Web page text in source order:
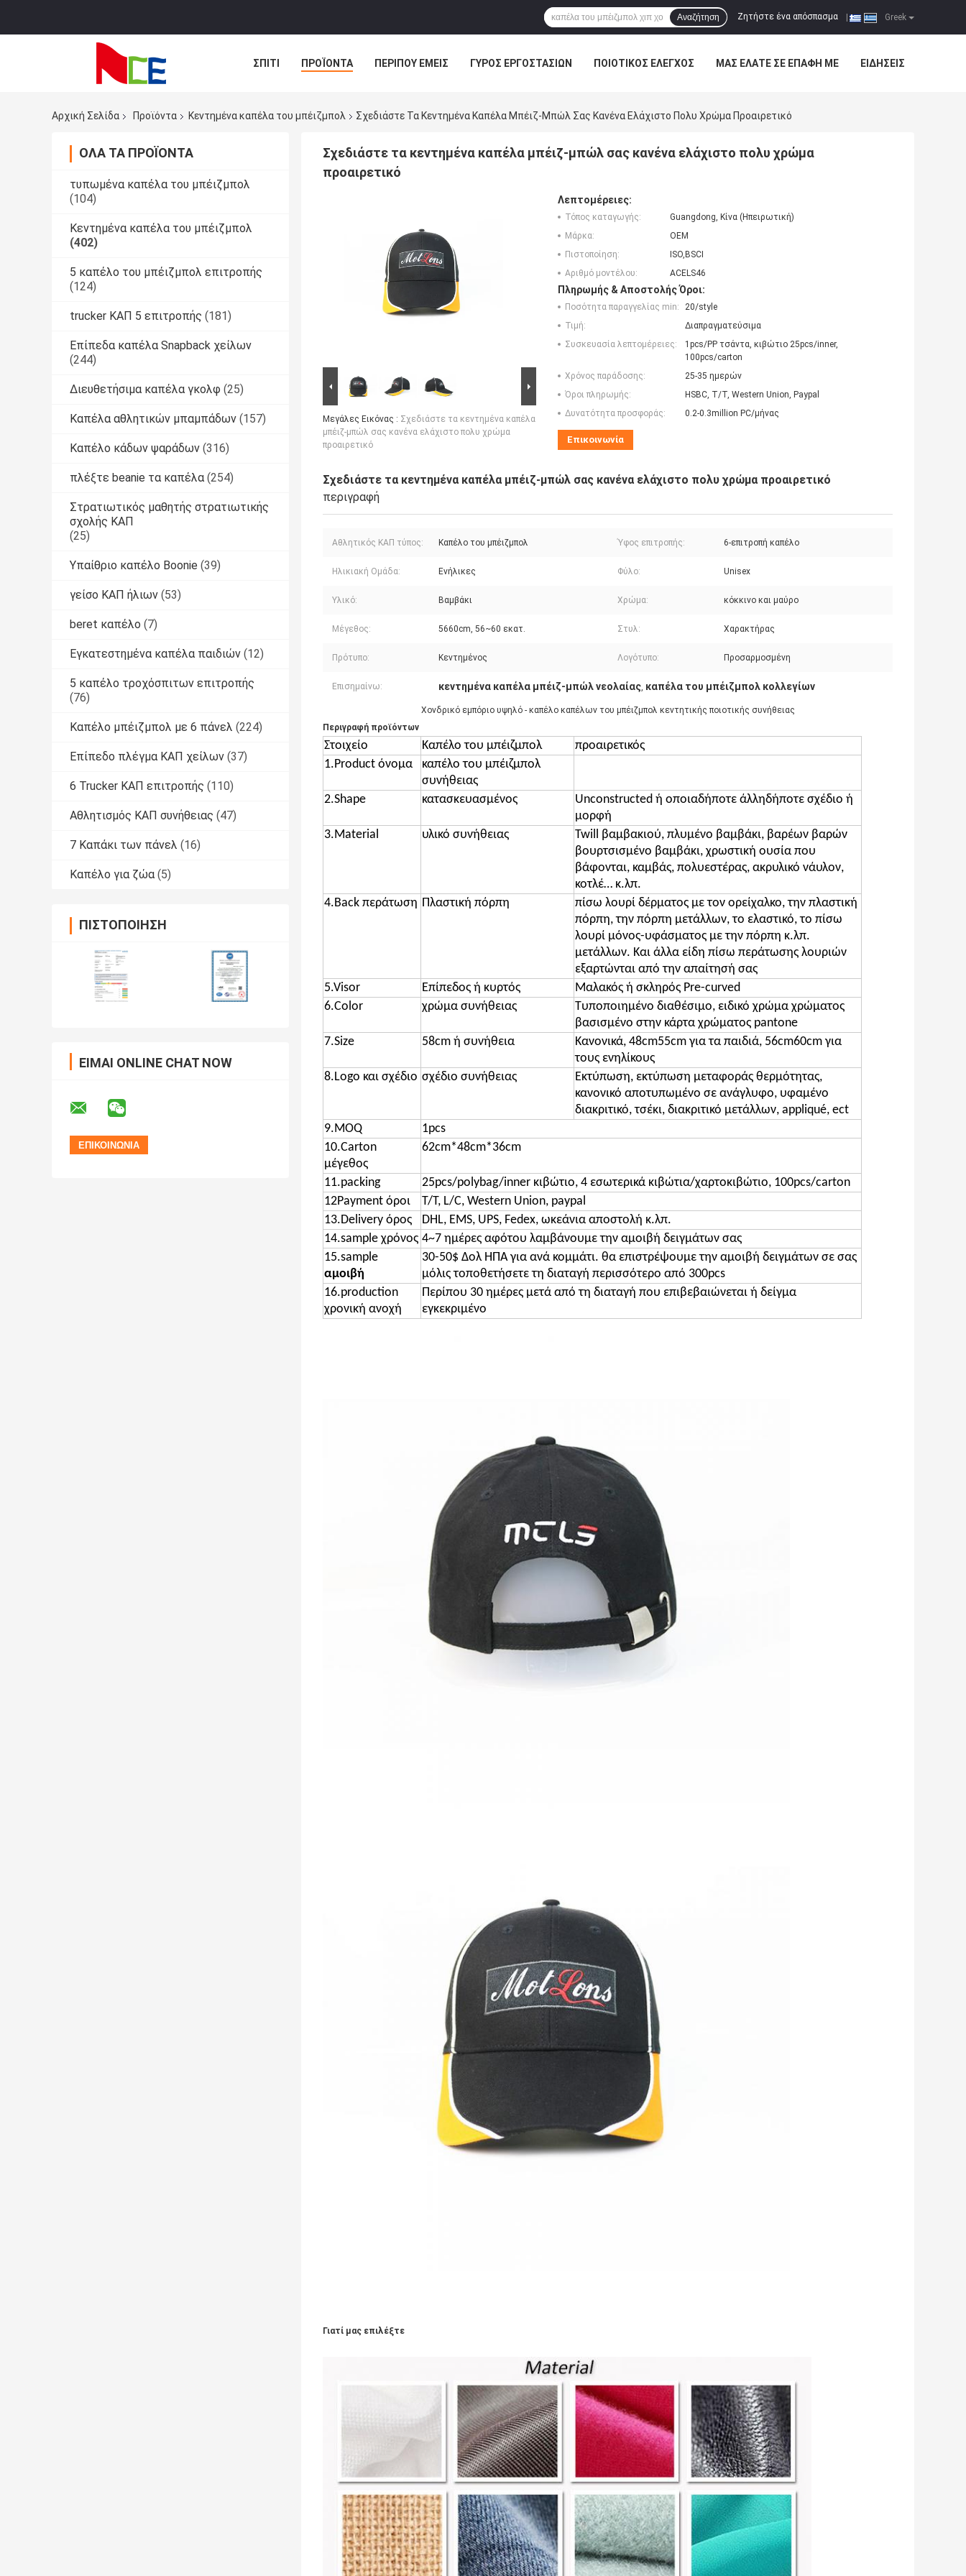
Greek
Ζητήστε ένα απόσπασμα
Αναζήτηση
ΣΠΊΤΙ ΠΡΟΪΌΝΤΑ ΠΕΡΊΠΟΥ ΕΜΕΊΣ ΓΎΡΟΣ ΕΡΓΟΣΤΑΣΊΩΝ ΠΟΙΟΤΙΚΌΣ ΈΛΕΓΧΟΣ ΜΑΣ ΕΛΆΤΕ ΣΕ ΕΠΑΦΉ ΜΕ ΕΙΔΉΣΕΙΣ
Αρχική Σελίδα
Προϊόντα Κεντημένα καπέλα του μπέιζμπολ Σχεδιάστε Τα Κεντημένα Καπέλα Μπέιζ-Μπώλ Σας Κανένα Ελάχιστο Πολυ Χρώμα Προαιρετικό
ΌΛΑ ΤΑ ΠΡΟΪΌΝΤΑ
τυπωμένα καπέλα του μπέιζμπολ
(104)
Κεντημένα καπέλα του μπέιζμπολ
(402)
5 καπέλο του μπέιζμπολ επιτροπής
(124)
trucker ΚΑΠ 5 επιτροπής (181)
Επίπεδα καπέλα Snapback χείλων
(244)
Διευθετήσιμα καπέλα γκολφ (25)
Καπέλα αθλητικών μπαμπάδων (157)
Καπέλο κάδων ψαράδων (316)
πλέξτε beanie τα καπέλα (254)
Στρατιωτικός μαθητής στρατιωτικής
σχολής ΚΑΠ
(25)
Υπαίθριο καπέλο Boonie (39)
γείσο ΚΑΠ ήλιων (53)
beret καπέλο (7)
Εγκατεστημένα καπέλα παιδιών (12)
5 καπέλο τροχόσπιτων επιτροπής
(76)
Καπέλο μπέιζμπολ με 6 πάνελ (224)
Επίπεδο πλέγμα ΚΑΠ χείλων (37)
6 Trucker ΚΑΠ επιτροπής (110)
Αθλητισμός ΚΑΠ συνήθειας (47)
7 Καπάκι των πάνελ (16)
Καπέλο για ζώα (5)
ΠΙΣΤΟΠΟΊΗΣΗ
ΕΊΜΑΙ ONLINE CHAT NOW
Σχεδιάστε τα κεντημένα καπέλα μπέιζ-μπώλ σας κανένα ελάχιστο πολυ χρώμα
προαιρετικό
Μεγάλες Εικόνας : Σχεδιάστε τα κεντημένα καπέλα
μπέιζ-μπώλ σας κανένα ελάχιστο πολυ χρώμα
προαιρετικό
Λεπτομέρειες:
Τόπος καταγωγής:
Guangdong, Κίνα (Ηπειρωτική)
Μάρκα:
OEM
Πιστοποίηση:
ISO,BSCI
Αριθμό μοντέλου:
ACELS46
Πληρωμής & Αποστολής Όροι:
Ποσότητα παραγγελίας min:
20/style
Τιμή:
Διαπραγματεύσιμα
Συσκευασία λεπτομέρειες:
1pcs/PP τσάντα, κιβώτιο 25pcs/inner,
100pcs/carton
Χρόνος παράδοσης:
25-35 ημερών
Όροι πληρωμής:
HSBC, T/T, Western Union, Paypal
Δυνατότητα προσφοράς:
0.2-0.3million PC/μήνας
Επικοινωνία
Σχεδιάστε τα κεντημένα καπέλα μπέιζ-μπώλ σας κανένα ελάχιστο πολυ χρώμα προαιρετικό
περιγραφή
Αθλητικός ΚΑΠ τύπος: Καπέλο του μπέιζμπολ Ύφος επιτροπής: 6-επιτροπή καπέλο
Ηλικιακή Ομάδα: Ενήλικες Φύλο: Unisex
Υλικό: Βαμβάκι Χρώμα: κόκκινο και μαύρο
Μέγεθος: 5660cm, 56~60 εκατ. Στυλ: Χαρακτήρας
Πρότυπο: Κεντημένος Λογότυπο: Προσαρμοσμένη
Επισημαίνω: κεντημένα καπέλα μπέιζ-μπώλ νεολαίας, καπέλα του μπέιζμπολ κολλεγίων
Χονδρικό εμπόριο υψηλό - καπέλο καπέλων του μπέιζμπολ κεντητικής ποιοτικής συνήθειας
Περιγραφή προϊόντων
Στοιχείο Καπέλο του μπέιζμπολ
προαιρετικός
1.Product όνομα
καπέλο του μπέιζμπολ
συνήθειας
2.Shape
κατασκευασμένος
Unconstructed ή οποιαδήποτε άλληδήποτε σχέδιο ή
μορφή
3.Material
υλικό συνήθειας
Twill βαμβακιού, πλυμένο βαμβάκι, βαρέων βαρών
βουρτσισμένο βαμβάκι, χρωστική ουσία που
βάφονται, καμβάς, πολυεστέρας, ακρυλικό νάυλον,
κοτλέ… κ.λπ.
4.Back περάτωση Πλαστική πόρπη
πίσω λουρί δέρματος με τον ορείχαλκο, την πλαστική
πόρπη, την πόρπη μετάλλων, το ελαστικό, το πίσω
λουρί μόνος-υφάσματος με την πόρπη κ.λπ.
μετάλλων. Και άλλα είδη πίσω περάτωσης λουριών
εξαρτώνται από την απαίτησή σας
5.Visor
Επίπεδος ή κυρτός
Μαλακός ή σκληρός Pre-curved
6.Color
χρώμα συνήθειας
Τυποποιημένο διαθέσιμο, ειδικό χρώμα χρώματος
βασισμένο στην κάρτα χρώματος pantone
7.Size
58cm ή συνήθεια
Κανονικά, 48cm55cm για τα παιδιά, 56cm60cm για
τους ενηλίκους
8.Logo και σχέδιο σχέδιο συνήθειας
Εκτύπωση, εκτύπωση μεταφοράς θερμότητας,
κανονικό αποτυπωμένο σε ανάγλυφο, υφαμένο
διακριτικό, τσέκι, διακριτικό μετάλλων, appliqué, ect
9.MOQ
1pcs
10.Carton
μέγεθος
62cm*48cm*36cm
11.packing
25pcs/polybag/inner κιβώτιο, 4 εσωτερικά κιβώτια/χαρτοκιβώτιο, 100pcs/carton
12Payment όροι
T/T, L/C, Western Union, paypal
13.Delivery όρος
DHL, EMS, UPS, Fedex, ωκεάνια αποστολή κ.λπ.
14.sample χρόνος 4~7 ημέρες αφότου λαμβάνουμε την αμοιβή δειγμάτων σας
15.sample
αμοιβή
30-50$ Δολ ΗΠΑ για ανά κομμάτι. θα επιστρέψουμε την αμοιβή δειγμάτων σε σας
μόλις τοποθετήσετε τη διαταγή περισσότερο από 300pcs
16.production
χρονική ανοχή
Περίπου 30 ημέρες μετά από τη διαταγή που επιβεβαιώνεται ή δείγμα
εγκεκριμένο
Γιατί μας επιλέξτε